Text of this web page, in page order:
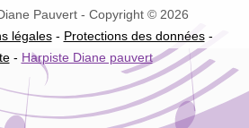
Pauvert - Copyright © 2026
légales- Protections des données-
- Harpiste Diane pauvert